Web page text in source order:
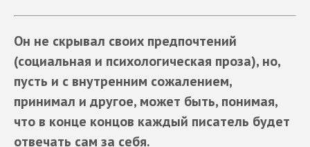
Он не скрывал своих предпочтений
(социальная и психологическая проза), но,
пусть и с внутренним сожалением,
принимал и другое, может быть, понимая,
что в конце концов каждый писатель будет
отвечать сам за себя.